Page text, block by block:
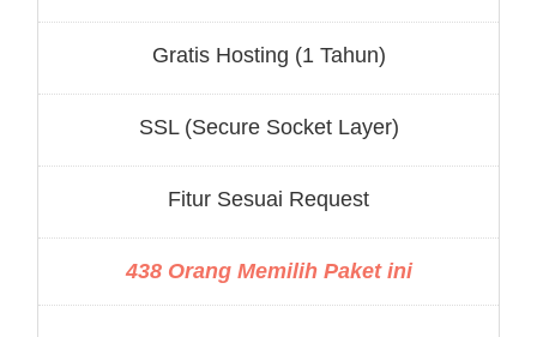
Gratis Hosting (1 Tahun)
SSL (Secure Socket Layer)
Fitur Sesuai Request
438 Orang Memilih Paket ini